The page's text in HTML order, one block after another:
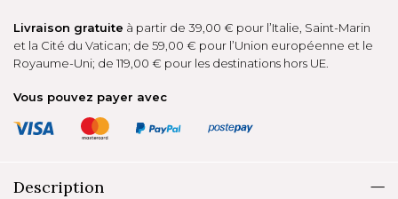
Livraison gratuite à partir de 39,00 € pour l’Italie, Saint-Marin
et la Cité du Vatican; de 59,00 € pour l’Union européenne et le
Royaume-Uni; de 119,00 € pour les destinations hors UE.
Vous pouvez payer avec
Description